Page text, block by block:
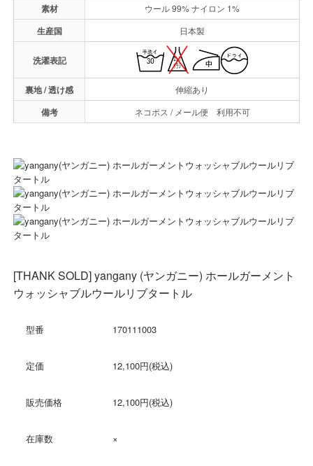
素材 ウール 99% ナイロン 1%
生産国 日本製
洗濯表記
裏地 / 透け感 伸縮あり
備考 ネコポス / メール便 利用不可
[THANK SOLD] yangany (ヤンガニー) ホールガーメント
ウォッシャブルウールリブタートル
型番 170111003
定価 12,100円(税込)
販売価格 12,100円(税込)
在庫数 ×